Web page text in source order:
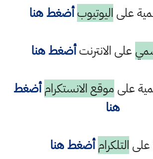
على اليوتيوب أضغط هنا
على الانترنتأضغط هنا
على موقع الانستكرام أضغط
هنا
على التلكرام أضغط هنا